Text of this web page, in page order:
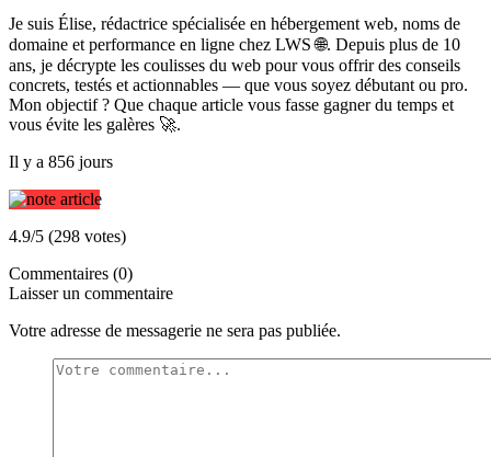
Je suis Élise, rédactrice spécialisée en hébergement web, noms de
domaine et performance en ligne chez LWS 🌐. Depuis plus de 10
ans, je décrypte les coulisses du web pour vous offrir des conseils
concrets, testés et actionnables — que vous soyez débutant ou pro.
Mon objectif ? Que chaque article vous fasse gagner du temps et
vous évite les galères 🚀.
Il y a 856 jours
4.9/5 (298 votes)
Commentaires (0)
Laisser un commentaire
Votre adresse de messagerie ne sera pas publiée.